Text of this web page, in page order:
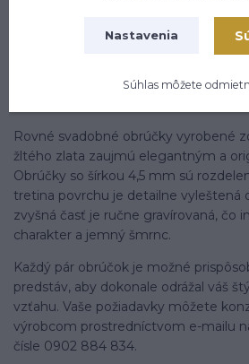
Kompletné špecifikácie
Jemné a romantické svadobné
Rovné svadobné obrúčky vyrobené
žltého zlata zaujmú elegantným a
Obrúčky so šírkou 4,5 mm sú
tretina povrchu je detailne vyleštená
zvyšná časť je ručne gravírovaná, čo
charakter a jemný šmrnc.
Každý pár obrúčok je možné
predstáv, aby dokonale odrážal váš
vzťahu. Vaše požiadavky môžete
výrobcom prostredníctvom e-mailu
čísle 0902 884 834.
Nastavenia
Súhlas môžete